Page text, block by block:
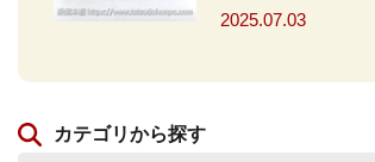
2025.07.03
カテゴリから探す